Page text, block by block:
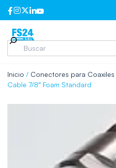
Inicio / Conectores para Coaxiles
Cable 7/8″ Foam Standard